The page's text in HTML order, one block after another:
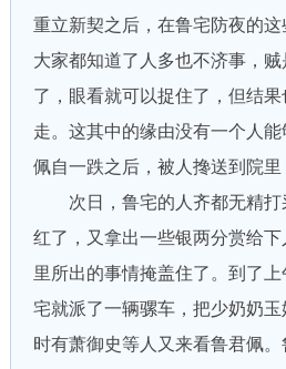
重立新契之后，在鲁宅防夜的这
大家都知道了人多也不济事，
了，眼看就可以捉住了，但结
走。这其中的缘由没有一个人
佩自一跌之后，被人搀送到院里
次日，鲁宅的人齐都无精打
红了，又拿出一些银两分赏给
里所出的事情掩盖住了。到了
宅就派了一辆骡车，把少奶奶
时有萧御史等人又来看鲁君佩